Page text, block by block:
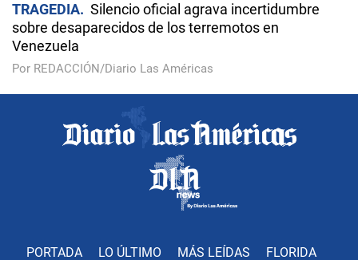
TRAGEDIA
Silencio oficial agrava incertidumbre
sobre desaparecidos de los terremotos en
Venezuela
Por REDACCIÓN/Diario Las Américas
PORTADA LO ÚLTIMO MÁS LEÍDAS FLORIDA